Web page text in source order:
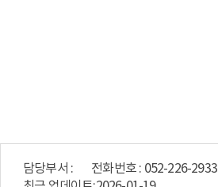
담당부서 :
전화번호 : 052-226-2933